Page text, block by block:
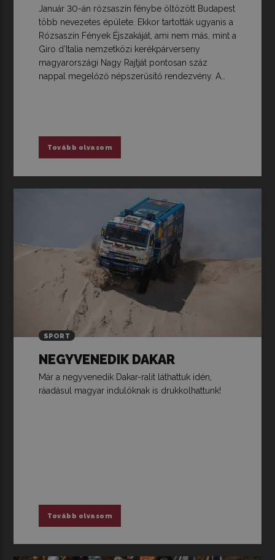
Január 30-án rózsaszín fénybe öltözött Budapest
több nevezetes épülete. Ekkor tartották ugyanis a
Rózsaszín Fények Éjszakáját, ami nem más, mint a
Giro d’Italia nemzetközi kerékpárverseny
magyarországi Nagy Rajtját pontosan száz
nappal megelőző népszerűsítő rendezvény. A…
Tovább olvasom
SPORT
NEGYVENEDIK DAKAR
Már a negyvenedik Dakar-ralit láthattuk idén,
ráadásul magyar indulóknak is drukkolhattunk!
Tovább olvasom